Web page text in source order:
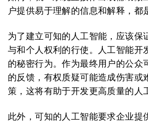
户提供易于理解的信息和解释，都
为了建立可知的人工智能，应该保
与和个人权利的行使。人工智能开
的秘密行为。作为最终用户的公众
的反馈，有权质疑可能造成伤害或
策，这将有助于开发更高质量的人
此外，可知的人工智能要求企业提